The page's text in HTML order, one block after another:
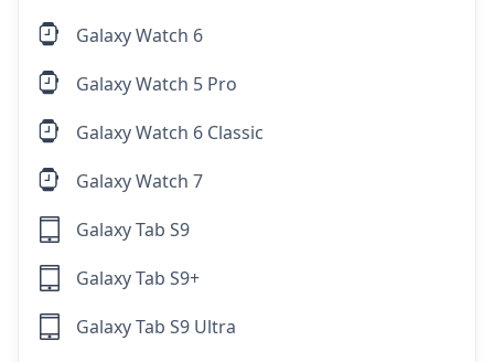
Galaxy Watch 6
Galaxy Watch 5 Pro
Galaxy Watch 6 Classic
Galaxy Watch 7
Galaxy Tab S9
Galaxy Tab S9+
Galaxy Tab S9 Ultra